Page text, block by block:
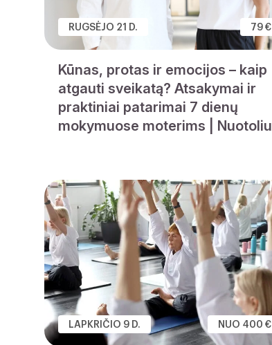
RUGSĖJO 21 D. 79 €
Kūnas, protas ir emocijos – kaip
atgauti sveikatą? Atsakymai ir
praktiniai patarimai 7 dienų
mokymuose moterims | Nuotoliu
LAPKRIČIO 9 D. NUO 400 €